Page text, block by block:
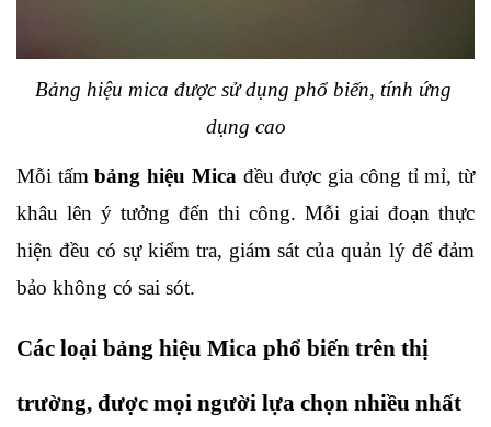
Bảng hiệu mica được sử dụng phổ biến, tính ứng
dụng cao
Mỗi tấm bảng hiệu Mica đều được gia công tỉ mỉ, từ
khâu lên ý tưởng đến thi công. Mỗi giai đoạn thực
hiện đều có sự kiểm tra, giám sát của quản lý để đảm
bảo không có sai sót.
Các loại bảng hiệu Mica phổ biến trên thị
trường, được mọi người lựa chọn nhiều nhất